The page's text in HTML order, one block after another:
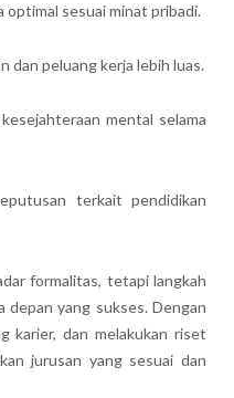
optimal sesuai minat pribadi.
dan peluang kerja lebih luas.
mental selama
terkait pendidikan
formalitas, tetapi langkah
yang sukses. Dengan
karier, dan melakukan riset
jurusan yang sesuai dan